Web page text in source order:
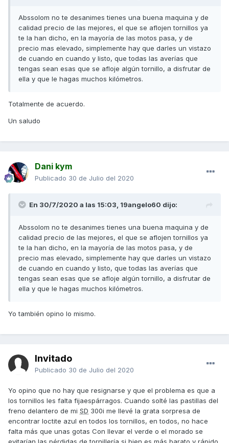
Abssolom no te desanimes tienes una buena maquina y de
calidad precio de las mejores, el que se aflojen tornillos ya
te la han dicho, en la mayoría de las motos pasa, y de
precio mas elevado, simplemente hay que darles un vistazo
de cuando en cuando y listo, que todas las averías que
tengas sean esas que se afloje algún tornillo, a disfrutar de
ella y que le hagas muchos kilómetros.
Totalmente de acuerdo.
Un saludo
Dani kym
Publicado 30 de Julio del 2020
En 30/7/2020 a las 15:03, 19angelo60 dijo:
Abssolom no te desanimes tienes una buena maquina y de
calidad precio de las mejores, el que se aflojen tornillos ya
te la han dicho, en la mayoría de las motos pasa, y de
precio mas elevado, simplemente hay que darles un vistazo
de cuando en cuando y listo, que todas las averías que
tengas sean esas que se afloje algún tornillo, a disfrutar de
ella y que le hagas muchos kilómetros.
Yo también opino lo mismo.
Invitado
Publicado 30 de Julio del 2020
Yo opino que no hay que resignarse y que el problema es que a
los tornillos les falta fijaespárragos. Cuando solté las pastillas del
freno delantero de mi SD 300i me llevé la grata sorpresa de
encontrar loctite azul en todos los tornillos, en todos, no hace
falta más que unas gotas Con llevar el verde o el morado se